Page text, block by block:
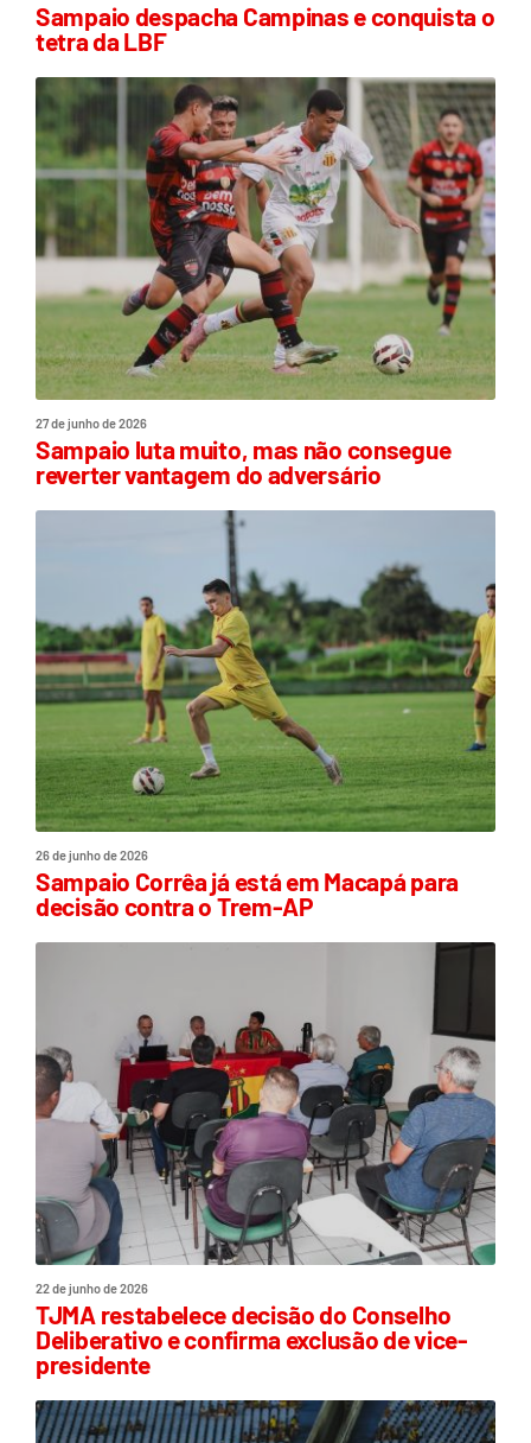
Sampaio despacha Campinas e conquista o
tetra da LBF
27 de junho de 2026
Sampaio luta muito, mas não consegue
reverter vantagem do adversário
26 de junho de 2026
Sampaio Corrêa já está em Macapá para
decisão contra o Trem-AP
22 de junho de 2026
TJMA restabelece decisão do Conselho
Deliberativo e confirma exclusão de vice-
presidente